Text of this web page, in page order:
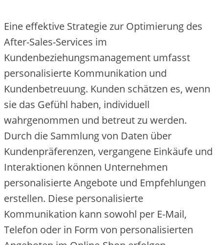
Eine effektive Strategie zur Optimierung des
After-Sales-Services im
Kundenbeziehungsmanagement umfasst
personalisierte Kommunikation und
Kundenbetreuung. Kunden schätzen es, wenn
sie das Gefühl haben, individuell
wahrgenommen und betreut zu werden.
Durch die Sammlung von Daten über
Kundenpräferenzen, vergangene Einkäufe und
Interaktionen können Unternehmen
personalisierte Angebote und Empfehlungen
erstellen. Diese personalisierte
Kommunikation kann sowohl per E-Mail,
Telefon oder in Form von personalisierten